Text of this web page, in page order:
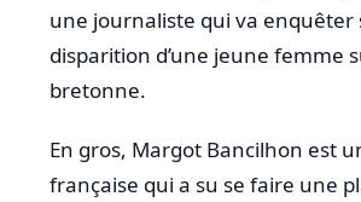
une journaliste qui va enquêter
disparition d’une jeune femme
bretonne.
En gros, Margot Bancilhon est
française qui a su se faire une